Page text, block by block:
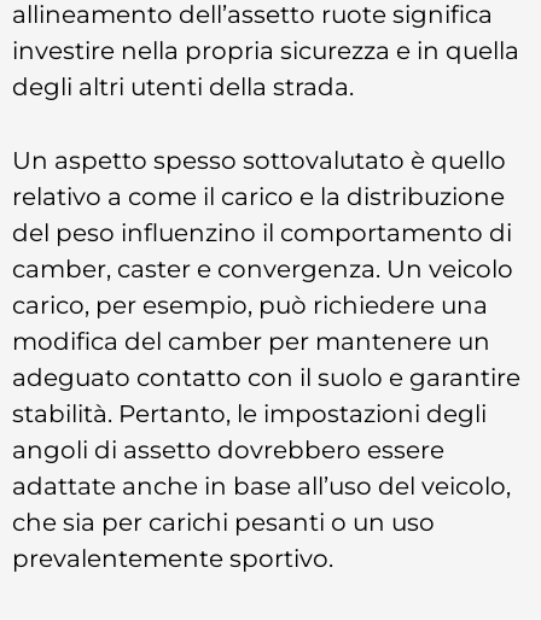
allineamento dell’assetto ruote significa
investire nella propria sicurezza e in quella
degli altri utenti della strada.
Un aspetto spesso sottovalutato è quello
relativo a come il carico e la distribuzione
del peso influenzino il comportamento di
camber, caster e convergenza. Un veicolo
carico, per esempio, può richiedere una
modifica del camber per mantenere un
adeguato contatto con il suolo e garantire
stabilità. Pertanto, le impostazioni degli
angoli di assetto dovrebbero essere
adattate anche in base all’uso del veicolo,
che sia per carichi pesanti o un uso
prevalentemente sportivo.